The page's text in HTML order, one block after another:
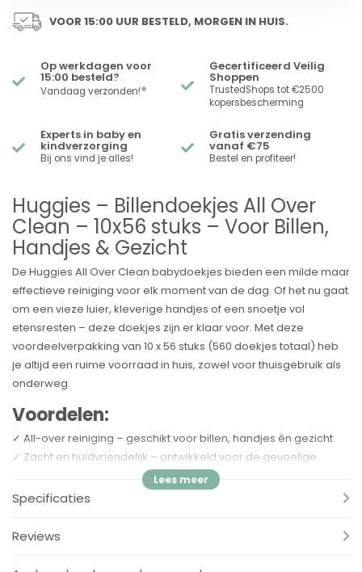
VOOR 15:00 UUR BESTELD, MORGEN IN HUIS.
Op werkdagen voor
15:00 besteld?
Vandaag verzonden!*
Gecertificeerd Veilig
Shoppen
TrustedShops tot €2500
kopersbescherming
Experts in baby en
kindverzorging
Bij ons vind je alles!
Gratis verzending
vanaf €75
Bestel en profiteer!
Huggies – Billendoekjes All Over
Clean – 10x56 stuks – Voor Billen,
Handjes & Gezicht
De Huggies All Over Clean babydoekjes bieden een milde maar
effectieve reiniging voor elk moment van de dag. Of het nu gaat
om een vieze luier, kleverige handjes of een snoetje vol
etensresten – deze doekjes zijn er klaar voor. Met deze
voordeelverpakking van 10 x 56 stuks (560 doekjes totaal) heb
je altijd een ruime voorraad in huis, zowel voor thuisgebruik als
onderweg.
Voordelen:
✓ All-over reiniging – geschikt voor billen, handjes én gezicht
✓ Zacht en huidvriendelijk – ontwikkeld voor de gevoelige
✓ Vrij van alcohol en parabenen – veilig voor dagelijks gebruik
✓ Voordeelverpakking – 10 hersluitbare pakjes van elk 56
✓ Compact formaat – handig voor in de luiertas of onderweg
Specificaties
Reviews